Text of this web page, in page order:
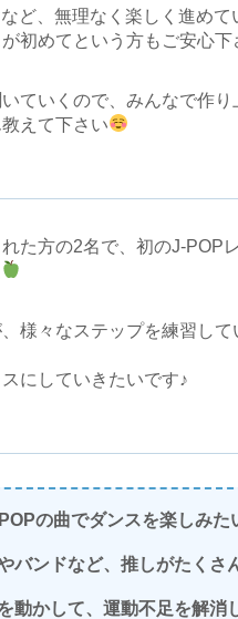
ど、無理なく楽しく進めて
初めてという方もご安心下
ていくので、みんなで作り
えて下さい
た方の2名で、初のJ-POP
様々なステップを練習し
にしていきたいです♪
の曲でダンスを楽しみた
バンドなど、推しがたくさ
動かして、運動不足を解消